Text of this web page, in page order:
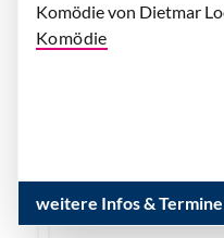
Komödie von Dietmar
Komödie
weitere Infos & Termine